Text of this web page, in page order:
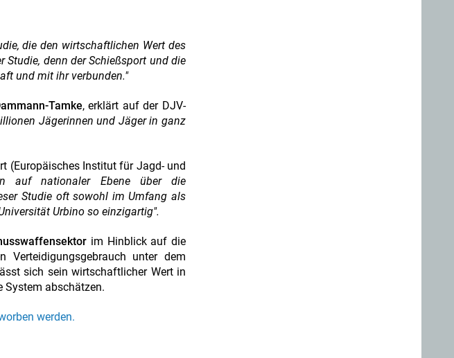
die den wirtschaftlichen Wert des
denn der Schießsport und die
und mit ihr verbunden."
Tamke, erklärt auf der DJV-
Jägerinnen und Jäger in ganz
(Europäisches Institut für Jagd- und
auf nationaler Ebene über die
Studie oft sowohl im Umfang als
Urbino so einzigartig".
im Hinblick auf die
unter dem
sich sein wirtschaftlicher Wert in
System abschätzen.
werden.